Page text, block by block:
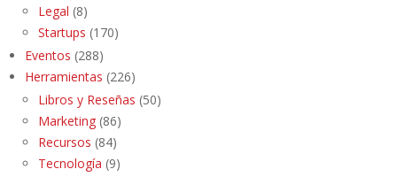
Legal (8)
Startups (170)
Eventos (288)
Herramientas (226)
Libros y Reseñas (50)
Marketing (86)
Recursos (84)
Tecnología (9)